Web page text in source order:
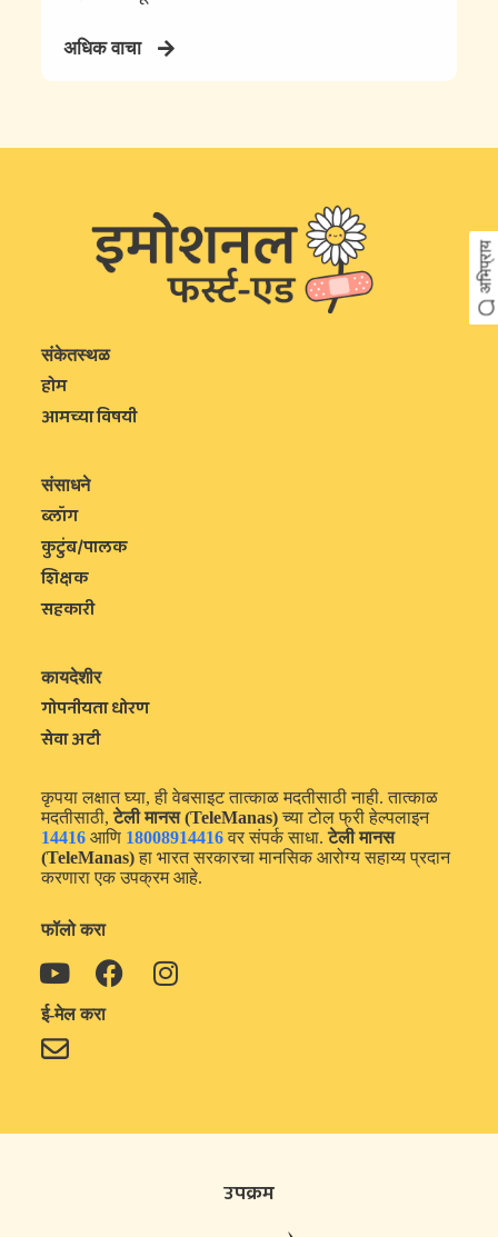
अधिक वाचा
अभिप्राय
संकेतस्थळ
होम
आमच्या विषयी
संसाधने
ब्लॉग
कुटुंब/पालक
शिक्षक
सहकारी
कायदेशीर
गोपनीयता धोरण
सेवा अटी
कृपया लक्षात घ्या, ही वेबसाइट तात्काळ मदतीसाठी नाही. तात्काळ
मदतीसाठी,टेली मानस (TeleManas)च्या टोल फ्री हेल्पलाइन
14416आणि 18008914416वर संपर्क साधा.टेली मानस
(TeleManas)हा भारत सरकारचा मानसिक आरोग्य सहाय्य प्रदान
करणारा एक उपक्रम आहे.
फॉलो करा
ई-मेल करा
उपक्रम